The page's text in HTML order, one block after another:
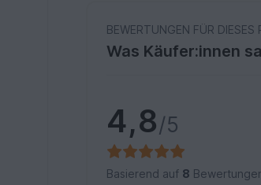
BEWERTUNGEN FÜR DIESES
Was Käufer:innen
4,8/5
Basierend auf 8